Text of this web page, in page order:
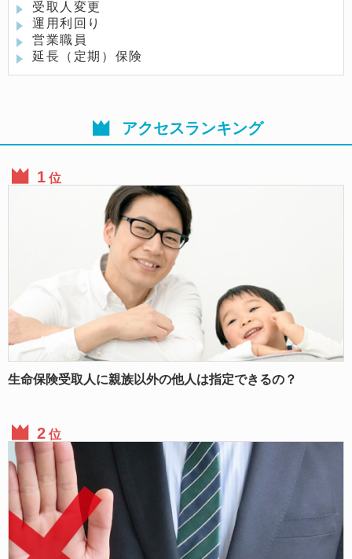
受取人変更
運用利回り
営業職員
延長（定期）保険
アクセスランキング
位
生命保険受取人に親族以外の他人は指定できるの？
位